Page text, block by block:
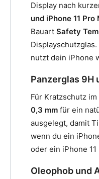
Display nach
und iPhone 11 Pro
Bauart Safety
nutzt dein iPhone
Panzerglas 9H
Für Kratzschutz
0,3 mm für ein
ausgelegt, damit
wenn du ein
oder ein iPhone
Oleophob und